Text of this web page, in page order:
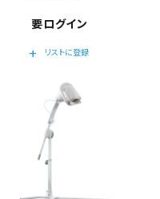
要ログイン
add
リストに登録